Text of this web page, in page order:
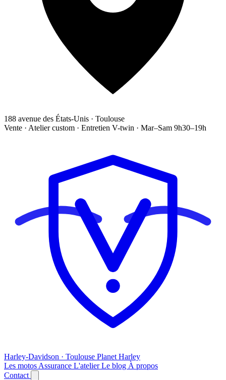
188 avenue des États-Unis · Toulouse
Vente · Atelier custom · Entretien V-twin · Mar–Sam 9h30–19h
Harley-Davidson · Toulouse Planet Harley
Les motos Assurance L'atelierLe blog À propos
Contact